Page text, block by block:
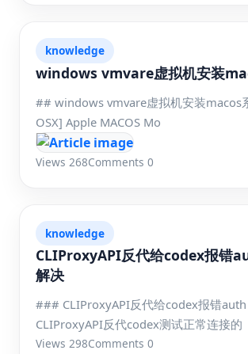
knowledge
windows vmvare虚拟机安装
## windows vmvare虚拟机安装
OSX] Apple MACOS Mo
Views 268Comments 0
knowledge
CLIProxyAPI反代给codex报错
解决
### CLIProxyAPI反代给codex报错
CLIProxyAPI反代codex测试正常连接的
Views 298Comments 0